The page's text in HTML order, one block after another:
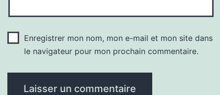
Enregistrer mon nom, mon e-mail et mon site dans
le navigateur pour mon prochain commentaire.